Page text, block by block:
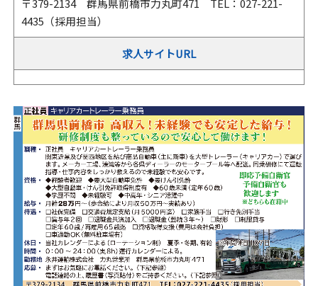
〒379-2134 群馬県前橋市力丸町471 TEL：027-221-
4435（採用担当）
求人サイトURL